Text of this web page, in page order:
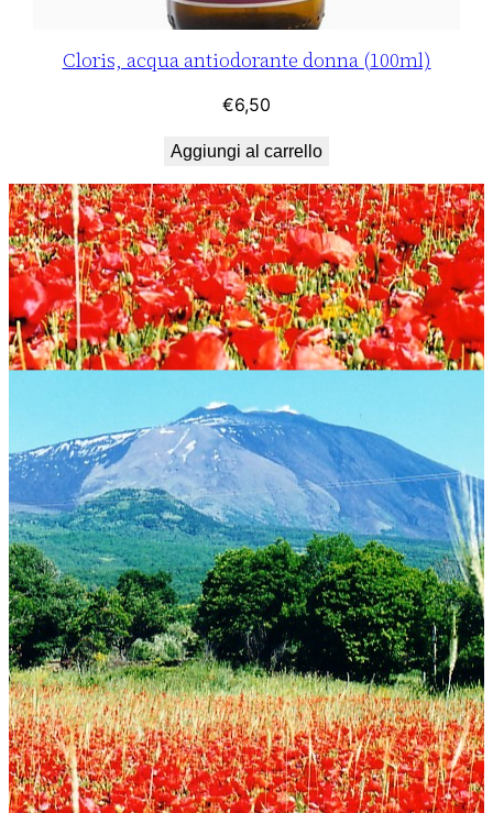
Cloris, acqua antiodorante donna (100ml)
€6,50
Aggiungi al carrello